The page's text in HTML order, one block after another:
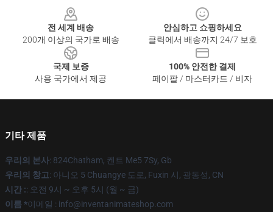
전 세계 배송
200개 이상의 국가로 배송
안심하고 쇼핑하세요
클릭에서 배송까지 24/7 보호
국제 보증
사용 국가에서 제공
100% 안전한 결제
페이팔 / 마스터카드 / 비자
기타 제품
우리의 본사: 824Chatham, 켄트 Me5 7Sy, Gb
우리의 창고: 아니오 5 Chuangye 도로, Fuxin 시, 광동성, CN
시간 :: 오전 9시 ~ 오후 5시 (월 ~ 금)
이름 *이메일 : info@inventanimateshop.com